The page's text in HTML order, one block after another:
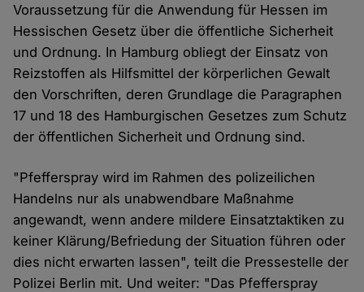
Voraussetzung für die Anwendung für Hessen im
Hessischen Gesetz über die öffentliche Sicherheit
und Ordnung. In Hamburg obliegt der Einsatz von
Reizstoffen als Hilfsmittel der körperlichen Gewalt
den Vorschriften, deren Grundlage die Paragraphen
17 und 18 des Hamburgischen Gesetzes zum Schutz
der öffentlichen Sicherheit und Ordnung sind.
"Pfefferspray wird im Rahmen des polizeilichen
Handelns nur als unabwendbare Maßnahme
angewandt, wenn andere mildere Einsatztaktiken zu
keiner Klärung/Befriedung der Situation führen oder
dies nicht erwarten lassen", teilt die Pressestelle der
Polizei Berlin mit. Und weiter: "Das Pfefferspray